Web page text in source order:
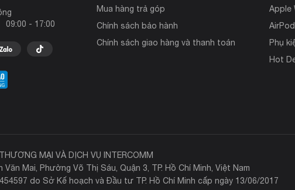
09:00 - 17:00
Mua hàng trả góp
Chính sách bảo hành
Chính sách giao hàng và thanh toán
Apple
Phụ
Hot
MẠI VÀ DỊCH VỤ INTERCOMM
Văn Mai, Phường Võ Thị Sáu, Quận 3, TP. Hồ Chí Minh, Việt Nam
do Sở Kế hoạch và Đầu tư TP. Hồ Chí Minh cấp ngày 13/06/2017